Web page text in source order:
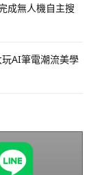
成無人機自主搜
AI筆電潮流美學